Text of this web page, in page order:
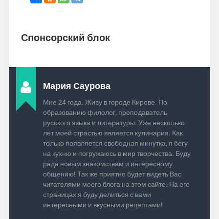
Спонсорский блок
Мария Саурова
Мне 24 года. Живу в городе Кирове. По
образованию филолог, преподаватель
русского языка и литературы. Уже несколько
лет моей страстью является кулинария. Как
только появляется свободная минутка, я бегу
на кухню и погружаюсь в мир творчества. Буду
рада новым знакомствам и интересному
общению! Так же приятно будет видеть Вас
читателями моего блога на этом сайте. На его
страницах я буду делиться с вами
интересными и вкусными рецептами!